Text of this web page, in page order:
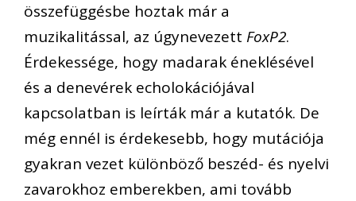
összefüggésbe hoztak már a
muzikalitással, az úgynevezett FoxP2.
Érdekessége, hogy madarak éneklésével
és a denevérek echolokációjával
kapcsolatban is leírták már a kutatók. De
még ennél is érdekesebb, hogy mutációja
gyakran vezet különböző beszéd- és nyelvi
zavarokhoz emberekben, ami tovább